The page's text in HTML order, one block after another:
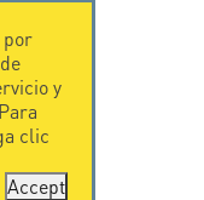
por
y
clic
Accept